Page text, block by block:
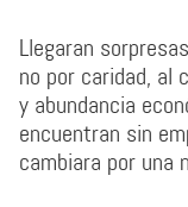
Llegaran
no por caridad, al
y abundancia
encuentran sin
cambiara por una